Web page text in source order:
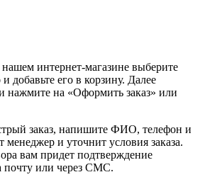
интернет-магазине выберите
добавьте его в корзину. Далее
нажмите на «Оформить заказ» или
заказ, напишите ФИО, телефон и
менеджер и уточнит условия заказа.
вам придет подтверждение
почту или через СМС.